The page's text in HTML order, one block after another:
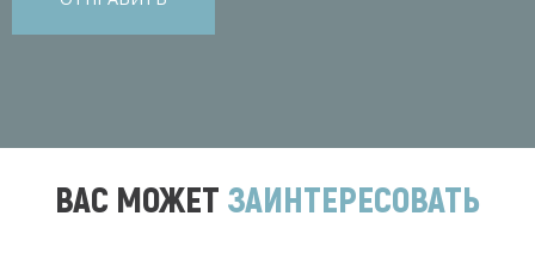
ВАС МОЖЕТ ЗАИНТЕРЕСОВАТЬ